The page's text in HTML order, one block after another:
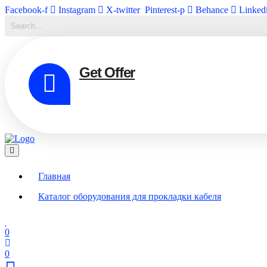
Facebook-f Instagram X-twitter Pinterest-p Behance
Get Offer
Главная
Каталог оборудования для прокладки кабеля
0
0